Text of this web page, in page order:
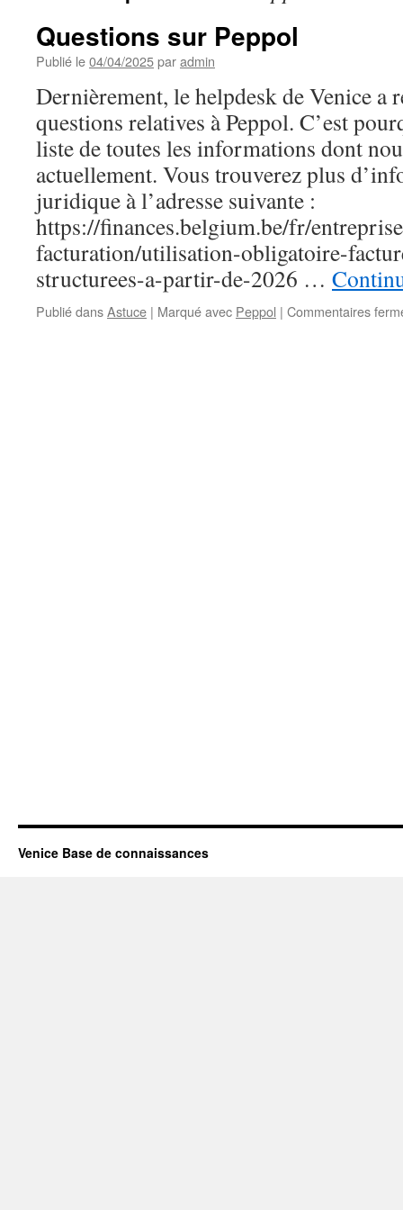
Questions sur Peppol
Publié le04/04/2025paradmin
Dernièrement, le helpdesk de Venice a
questions relatives à Peppol. C’est
liste de toutes les informations dont
actuellement. Vous trouverez plus
juridique à l’adresse suivante :
https://finances.belgium.be/fr/
facturation/utilisation-obligatoire-
structurees-a-partir-de-2026 …
Publié dansAstuce | Marqué avec Peppol | Commentaires
Venice Base de connaissances